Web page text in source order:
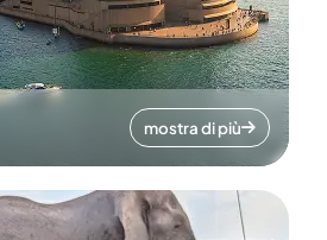
mostra di più